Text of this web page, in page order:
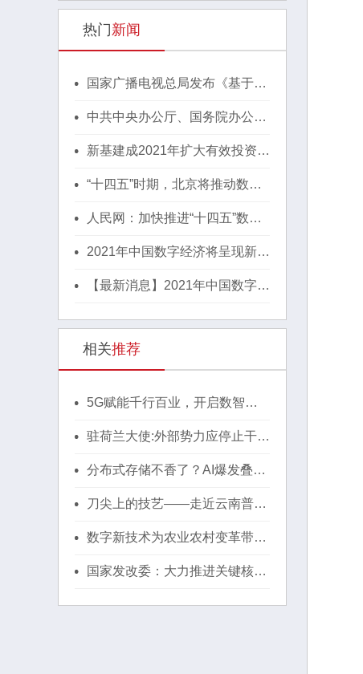
热门 新闻
国家广播电视总局发布《基于区
版）》
中共中央办公厅、国务院办公厅
等新技术基础设施建设！
新基建成2021年扩大有效投资重
省级“点线心站台园”
“十四五”时期，北京将推动数字
人民网：加快推进“十四五”数字
2021年中国数字经济将呈现新格
【最新消息】2021年中国数字经
相关推荐
5G赋能千行百业，开启数智生
驻荷兰大使:外部势力应停止干涉
分布式存储不香了？AI爆发叠加
储“杀”回牌桌
刀尖上的技艺——走近云南普
数字新技术为农业农村变革带来
国家发改委：大力推进关键核心